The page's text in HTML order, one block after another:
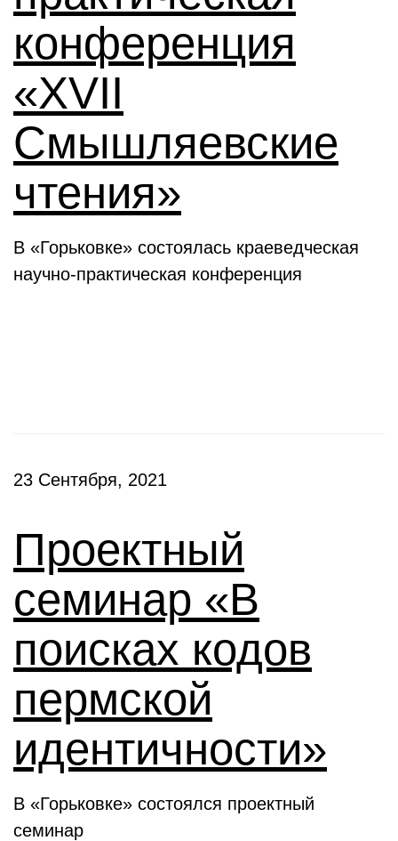
конференция
«XVII
Смышляевские
чтения»
В «Горьковке» состоялась краеведческая
научно-практическая конференция
23 Сентября, 2021
Проектный
семинар «В
поисках кодов
пермской
идентичности»
В «Горьковке» состоялся проектный
семинар